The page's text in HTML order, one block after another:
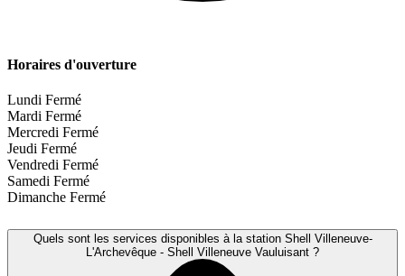
Horaires d'ouverture
Lundi Fermé
Mardi Fermé
Mercredi Fermé
Jeudi Fermé
Vendredi Fermé
Samedi Fermé
Dimanche Fermé
Quels sont les services disponibles à la station Shell Villeneuve-
L'Archevêque - Shell Villeneuve Vauluisant ?